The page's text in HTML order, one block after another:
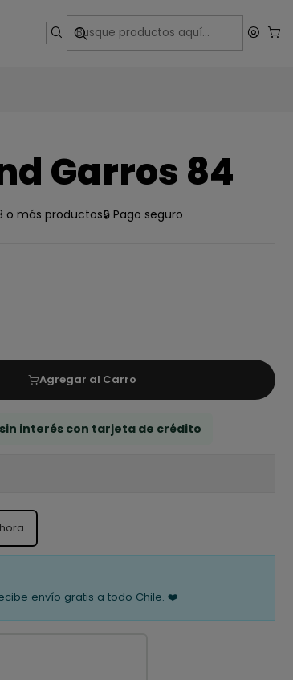
Garros 84
o más productos🔒 Pago seguro
Agregar al Carro
sin interés con tarjeta de crédito
envío gratis a todo Chile. ❤️